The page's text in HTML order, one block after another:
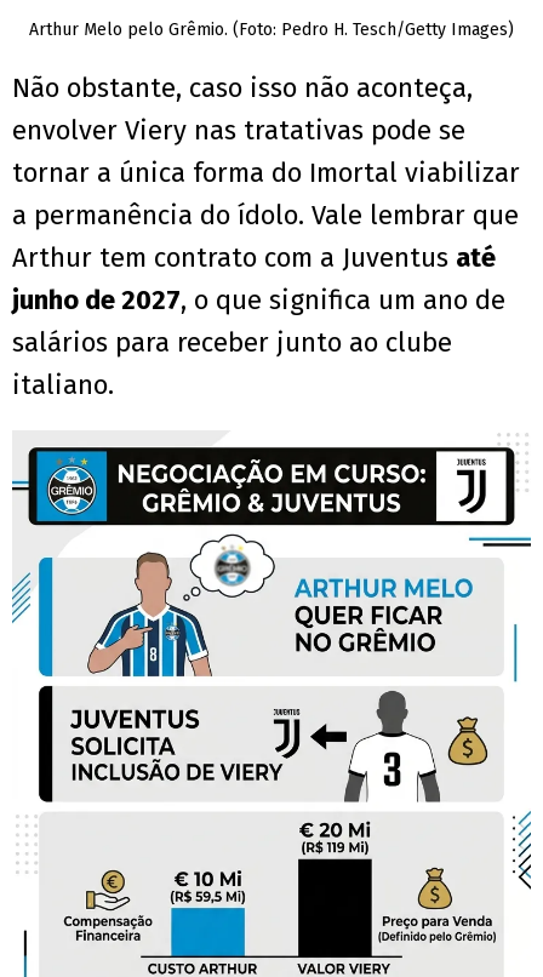
Arthur Melo pelo Grêmio. (Foto: Pedro H. Tesch/Getty Images)
Não obstante, caso isso não aconteça,
envolver Viery nas tratativas pode se
tornar a única forma do Imortal viabilizar
a permanência do ídolo. Vale lembrar que
Arthur tem contrato com a Juventus até
junho de 2027, o que significa um ano de
salários para receber junto ao clube
italiano.